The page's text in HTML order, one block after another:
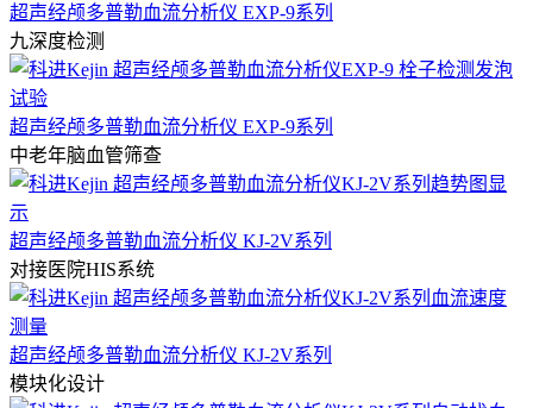
超声经颅多普勒血流分析仪 EXP-9系列
九深度检测
超声经颅多普勒血流分析仪 EXP-9系列
中老年脑血管筛查
超声经颅多普勒血流分析仪 KJ-2V系列
对接医院HIS系统
超声经颅多普勒血流分析仪 KJ-2V系列
模块化设计